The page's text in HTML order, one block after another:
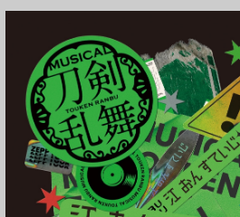
ライブビューイング
公演に関するお知らせ